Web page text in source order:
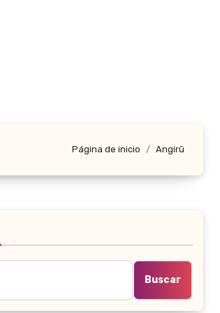
Página de inicio Angirū
Buscar